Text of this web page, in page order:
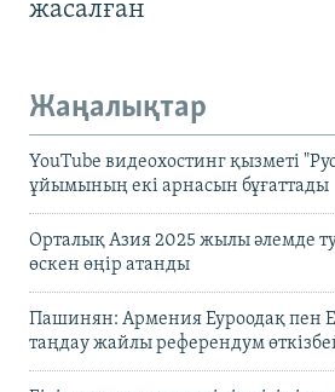
жасалған
Жаңалықтар
YouTube видеохостинг қызметі
ұйымының екі арнасын бұғаттады
Орталық Азия 2025 жылы әлемде
өскен өңір атанды
Пашинян: Армения Еуроодақ пен
таңдау жайлы референдум